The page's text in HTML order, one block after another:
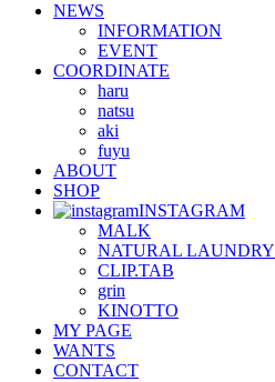
NEWS
INFORMATION
EVENT
COORDINATE
haru
natsu
aki
fuyu
ABOUT
SHOP
INSTAGRAM
MALK
NATURAL LAUNDRY
CLIP.TAB
grin
KINOTTO
MY PAGE
WANTS
CONTACT